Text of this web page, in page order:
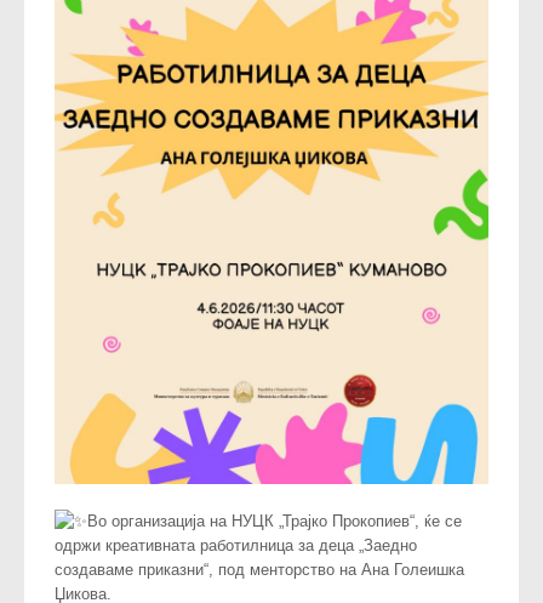
Во организација на НУЦК „Трајко Прокопиев“, ќе се
одржи креативната работилница за деца „Заедно
создаваме приказни“, под менторство на Ана Голеишка
Џикова.